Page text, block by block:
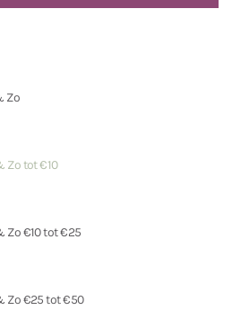
Zo
Zo tot €10
Zo €10 tot €25
Zo €25 tot €50